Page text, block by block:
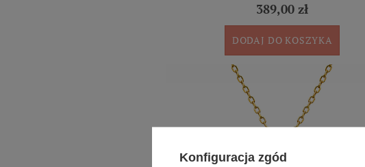
389,00 zł
DODAJ DO KOSZYKA
Konfiguracja zgód